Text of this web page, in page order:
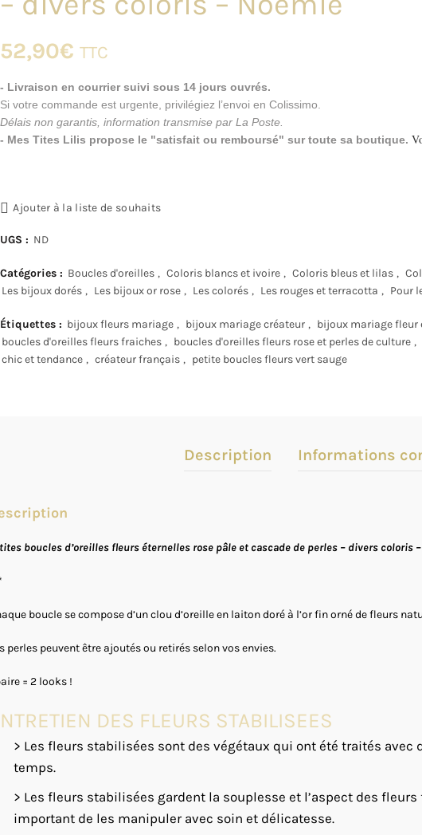
52,90€ TTC
- Livraison en courrier suivi sous 14 jours ouvrés.
Si votre commande est urgente, privilégiez l’envoi en Colissimo.
Délais non garantis, information transmise par La Poste.
- Mes Tites Lilis propose le "satisfait ou remboursé" sur toute sa boutique.
Ajouter à la liste de souhaits
UGS : ND
Catégories : Boucles d'oreilles , Coloris blancs et ivoire , Coloris bleus et lilas ,
Les bijoux dorés , Les bijoux or rose , Les colorés , Les rouges et terracotta , Pour
Étiquettes : bijoux fleurs mariage , bijoux mariage créateur , bijoux mariage fleur
boucles d'oreilles fleurs fraiches , boucles d'oreilles fleurs rose et perles de culture ,
chic et tendance , créateur français , petite boucles fleurs vert sauge
Description Informations
boucles d’oreilles fleurs éternelles rose pâle et cascade de perles – divers coloris
boucle se compose d’un clou d’oreille en laiton doré à l’or fin orné de fleurs
perles peuvent être ajoutés ou retirés selon vos envies.
= 2 looks !
DES FLEURS STABILISEES
> Les fleurs stabilisées sont des végétaux qui ont été traités
temps.
> Les fleurs stabilisées gardent la souplesse et l’aspect des
important de les manipuler avec soin et délicatesse.